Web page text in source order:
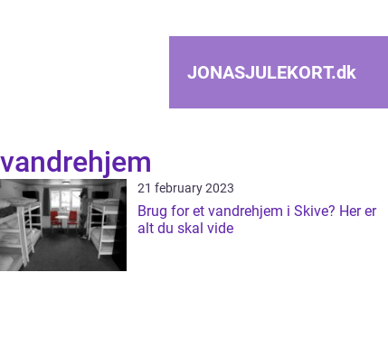
JONASJULEKORT.dk
vandrehjem
21 february 2023
Brug for et vandrehjem i Skive? Her er
alt du skal vide